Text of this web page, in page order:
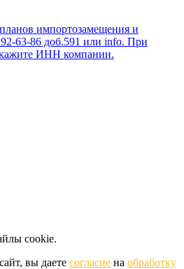
импортозамещения и
63-86 доб.591 или info. При
ИНН компании.
cookie.
вы даете согласие на обработку